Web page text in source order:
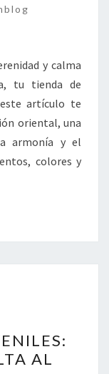
y calma
tu tienda de
artículo te
oriental, una
armonía y el
colores y
AL